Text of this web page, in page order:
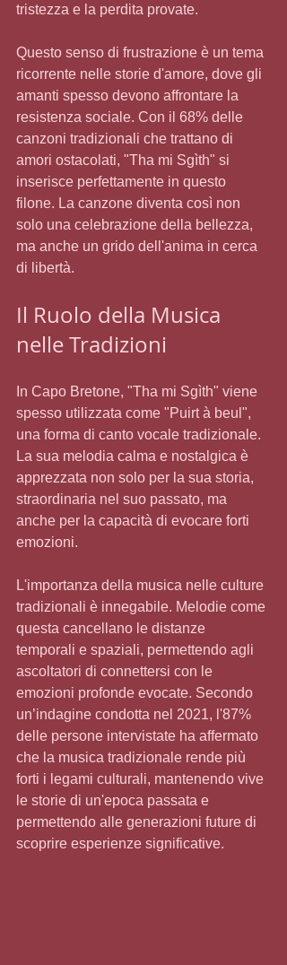
tristezza e la perdita provate.
Questo senso di frustrazione è un tema
ricorrente nelle storie d'amore, dove gli
amanti spesso devono affrontare la
resistenza sociale. Con il 68% delle
canzoni tradizionali che trattano di
amori ostacolati, "Tha mi Sgìth" si
inserisce perfettamente in questo
filone. La canzone diventa così non
solo una celebrazione della bellezza,
ma anche un grido dell'anima in cerca
di libertà.
Il Ruolo della Musica
nelle Tradizioni
In Capo Bretone, "Tha mi Sgìth" viene
spesso utilizzata come "Puirt à beul",
una forma di canto vocale tradizionale.
La sua melodia calma e nostalgica è
apprezzata non solo per la sua storia,
straordinaria nel suo passato, ma
anche per la capacità di evocare forti
emozioni.
L'importanza della musica nelle culture
tradizionali è innegabile. Melodie come
questa cancellano le distanze
temporali e spaziali, permettendo agli
ascoltatori di connettersi con le
emozioni profonde evocate. Secondo
un’indagine condotta nel 2021, l'87%
delle persone intervistate ha affermato
che la musica tradizionale rende più
forti i legami culturali, mantenendo vive
le storie di un'epoca passata e
permettendo alle generazioni future di
scoprire esperienze significative.